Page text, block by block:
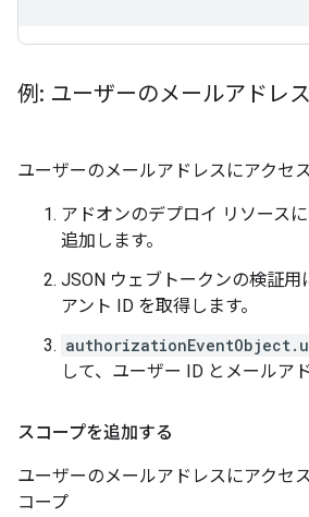
例: ユーザーのメールアドレ
ユーザーのメールアドレスにアクセ
アドオンのデプロイ リソース
追加します。
JSON ウェブトークンの検証用
アント ID を取得します。
して、ユーザー ID とメールア
スコープを追加する
ユーザーのメールアドレスにアクセ
コープ